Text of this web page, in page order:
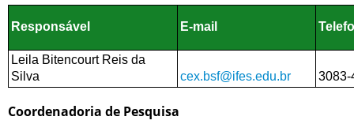
Responsável E-mail
Leila Bitencourt Reis da
Silva
cex.bsf@ifes.edu.br 3083-
Coordenadoria de Pesquisa